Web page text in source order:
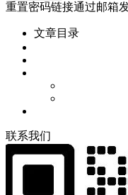
重置密码链接通过邮箱
文章目录
联系我们